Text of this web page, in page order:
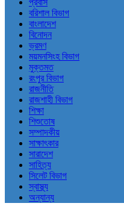
প্রবাস
বরিশাল বিভাগ
বাংলাদেশ
বিনোদন
ভ্রমণ
ময়মনসিংহ বিভাগ
মুক্তমত
রংপুর বিভাগ
রাজনীতি
রাজশাহী বিভাগ
শিক্ষা
শিশুতোষ
সম্পাদকীয়
সাক্ষাৎকার
সারাদেশ
সাহিত্য
সিলেট বিভাগ
স্বাস্থ্য
অন্যান্য